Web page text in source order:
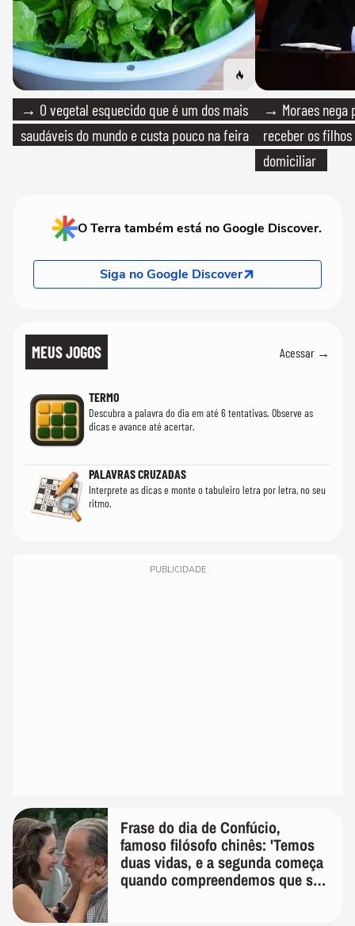
→ O vegetal esquecido que é um dos mais
saudáveis do mundo e custa pouco na feira
→ Moraes nega
receber os filhos
domiciliar
O Terra também está no Google Discover.
Siga no Google Discover
MEUS JOGOS Acessar →
TERMO
Descubra a palavra do dia em até 6 tentativas. Observe as
dicas e avance até acertar.
PALAVRAS CRUZADAS
Interprete as dicas e monte o tabuleiro letra por letra, no seu
ritmo.
PUBLICIDADE
Frase do dia de Confúcio,
famoso filósofo chinês: 'Temos
duas vidas, e a segunda começa
quando compreendemos que só